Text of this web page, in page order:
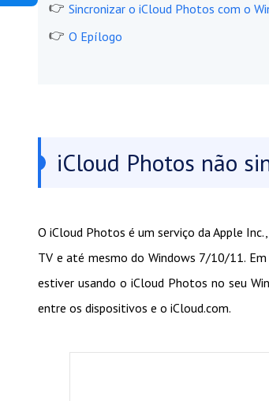
Sincronizar o iCloud Photos com o
O Epílogo
iCloud Photos não
O iCloud Photos é um serviço da Apple
TV e até mesmo do Windows 7/10/11.
estiver usando o iCloud Photos no seu
entre os dispositivos e o iCloud.com.